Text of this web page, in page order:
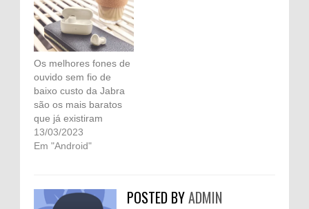
Os melhores fones de
ouvido sem fio de
baixo custo da Jabra
são os mais baratos
que já existiram
13/03/2023
Em "Android"
POSTED BYADMIN